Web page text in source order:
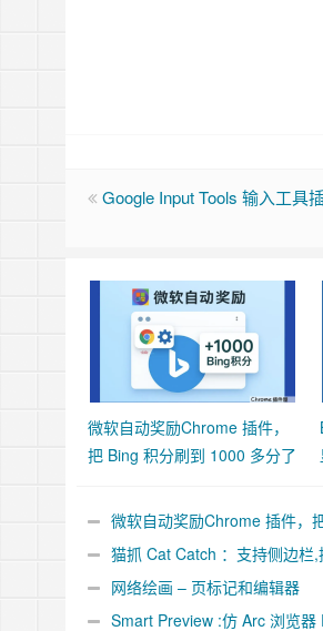
Google Input Tools 输入工具
微软自动奖励Chrome 插件，
把 Bing 积分刷到 1000 多分了
微软自动奖励Chrome 插件，
了 猫抓 Cat Catch ：支持侧边栏
合并工具
网络绘画 – 页标记和编辑器
Smart Preview :仿 Arc 浏览